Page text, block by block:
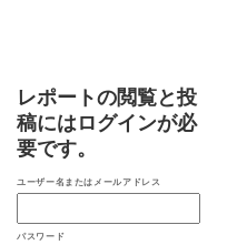
レポートの閲覧と投
稿にはログインが必
要です。
ユーザー名またはメールアドレス
パスワード